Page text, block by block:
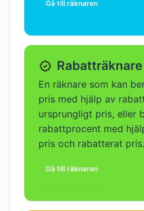
Gå till räknaren
Rabatträknare
En räknare som kan
pris med hjälp av
ursprungligt pris, eller
rabattprocent med
pris och rabatterat pris.
Gå till räknaren